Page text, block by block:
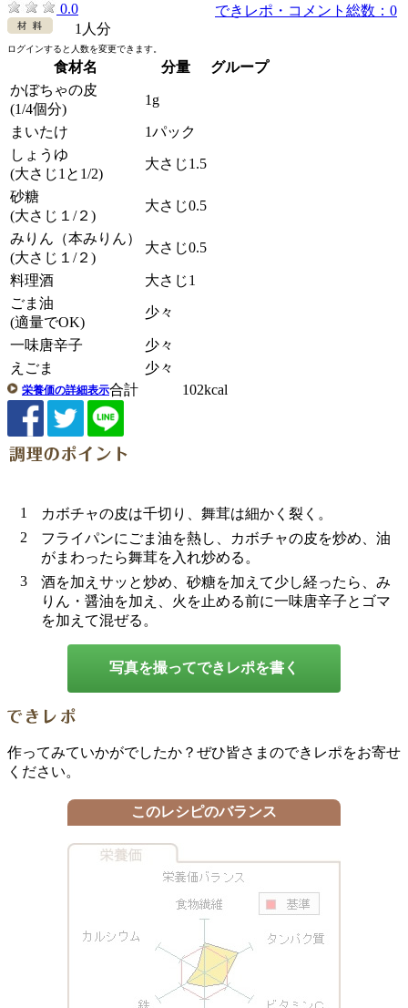
できレポ・コメント総数：0
0.0
1人分
ログインすると人数を変更できます。
食材名 分量
グループ
かぼちゃの皮
(1/4個分)
1g
まいたけ
1パック
しょうゆ
(大さじ1と1/2)
大さじ1.5
砂糖
(大さじ１/２)
大さじ0.5
みりん（本みりん）
(大さじ１/２)
大さじ0.5
料理酒
大さじ1
ごま油
(適量でOK)
少々
一味唐辛子
少々
えごま
少々
栄養価の詳細表示合計 102kcal
1
カボチャの皮は千切り、舞茸は細かく裂く。
2
フライパンにごま油を熱し、カボチャの皮を炒め、油
がまわったら舞茸を入れ炒める。
3
酒を加えサッと炒め、砂糖を加えて少し経ったら、み
りん・醤油を加え、火を止める前に一味唐辛子とゴマ
を加えて混ぜる。
写真を撮ってできレポを書く
作ってみていかがでしたか？ぜひ皆さまのできレポをお寄せ
ください。
このレシピのバランス